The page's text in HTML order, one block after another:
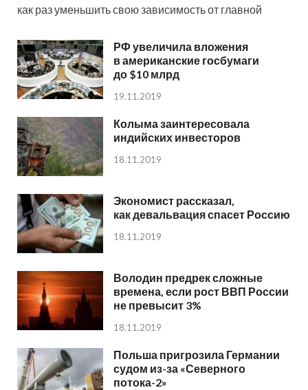
как раз уменьшить свою зависимость от главной
РФ увеличила вложения
в американские госбумаги
до $10 млрд
19.11.2019
Колыма заинтересовала
индийских инвесторов
18.11.2019
Экономист рассказал,
как девальвация спасет Россию
18.11.2019
Володин предрек сложные
времена, если рост ВВП России
не превысит 3%
18.11.2019
Польша пригрозила Германии
судом из-за «Северного
потока-2»